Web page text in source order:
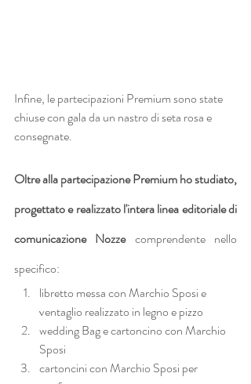
Infine, le partecipazioni Premium sono state
chiuse con gala da un nastro di seta rosa e
consegnate.
Oltre alla partecipazione Premium ho studiato,
progettato e realizzato l'intera linea editoriale di
comunicazione Nozze comprendente nello
specifico:
libretto messa con Marchio Sposi e
ventaglio realizzato in legno e pizzo
wedding Bag e cartoncino con Marchio
Sposi
cartoncini con Marchio Sposi per